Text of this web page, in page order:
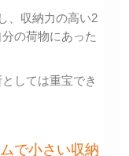
、収納力の高い2
の荷物にあった
しては重宝でき
で小さい収納